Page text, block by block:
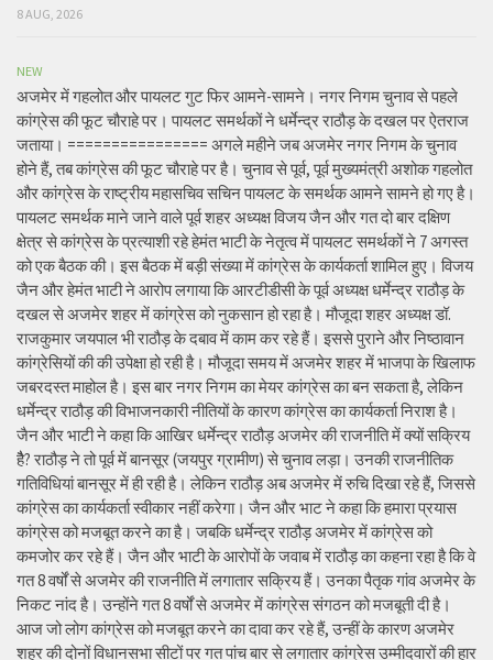
8 AUG, 2026
NEW
अजमेर में गहलोत और पायलट गुट फिर आमने-सामने। नगर निगम चुनाव से पहले
कांग्रेस की फूट चौराहे पर। पायलट समर्थकों ने धर्मेन्द्र राठौड़ के दखल पर ऐतराज
जताया। ================ अगले महीने जब अजमेर नगर निगम के चुनाव
होने हैं, तब कांग्रेस की फूट चौराहे पर है। चुनाव से पूर्व, पूर्व मुख्यमंत्री अशोक गहलोत
और कांग्रेस के राष्ट्रीय महासचिव सचिन पायलट के समर्थक आमने सामने हो गए है।
पायलट समर्थक माने जाने वाले पूर्व शहर अध्यक्ष विजय जैन और गत दो बार दक्षिण
क्षेत्र से कांग्रेस के प्रत्याशी रहे हेमंत भाटी के नेतृत्व में पायलट समर्थकों ने 7 अगस्त
को एक बैठक की। इस बैठक में बड़ी संख्या में कांग्रेस के कार्यकर्ता शामिल हुए। विजय
जैन और हेमंत भाटी ने आरोप लगाया कि आरटीडीसी के पूर्व अध्यक्ष धर्मेन्द्र राठौड़ के
दखल से अजमेर शहर में कांग्रेस को नुकसान हो रहा है। मौजूदा शहर अध्यक्ष डॉ.
राजकुमार जयपाल भी राठौड़ के दबाव में काम कर रहे हैं। इससे पुराने और निष्ठावान
कांग्रेसियों की की उपेक्षा हो रही है। मौजूदा समय में अजमेर शहर में भाजपा के खिलाफ
जबरदस्त माहोल है। इस बार नगर निगम का मेयर कांग्रेस का बन सकता है, लेकिन
धर्मेन्द्र राठौड़ की विभाजनकारी नीतियों के कारण कांग्रेस का कार्यकर्ता निराश है।
जैन और भाटी ने कहा कि आखिर धर्मेन्द्र राठौड़ अजमेर की राजनीति में क्यों सक्रिय
हैै? राठौड़ ने तो पूर्व में बानसूर (जयपुर ग्रामीण) से चुनाव लड़ा। उनकी राजनीतिक
गतिविधियां बानसूर में ही रही है। लेकिन राठौड़ अब अजमेर में रुचि दिखा रहे हैं, जिससे
कांग्रेस का कार्यकर्ता स्वीकार नहीं करेगा। जैन और भाट ने कहा कि हमारा प्रयास
कांग्रेस को मजबूत करने का है। जबकि धर्मेन्द्र राठौड़ अजमेर में कांग्रेस को
कमजोर कर रहे हैं। जैन और भाटी के आरोपों के जवाब में राठौड़ का कहना रहा है कि वे
गत 8 वर्षों से अजमेर की राजनीति में लगातार सक्रिय हैं। उनका पैतृक गांव अजमेर के
निकट नांद है। उन्होंने गत 8 वर्षों से अजमेर में कांग्रेस संगठन को मजबूती दी है।
आज जो लोग कांग्रेस को मजबूत करने का दावा कर रहे हैं, उन्हीं के कारण अजमेर
शहर की दोनों विधानसभा सीटों पर गत पांच बार से लगातार कांग्रेस उम्मीदवारों की हार